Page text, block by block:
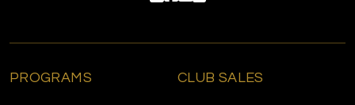
PROGRAMS CLUB SALES